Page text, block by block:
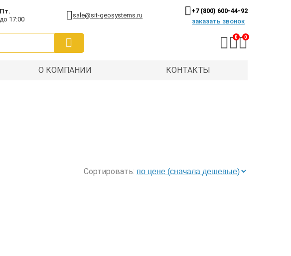
17:00
sale@sit-geosystems.ru
+7 (800) 600-44-92
заказать звонок
0 0
О КОМПАНИИ КОНТАКТЫ
Сортировать: